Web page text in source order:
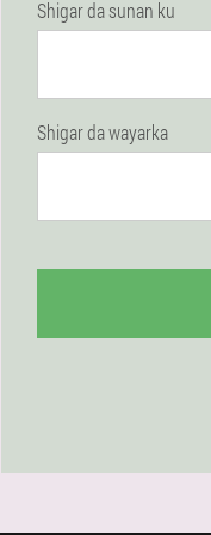
Shigar da sunan ku
Shigar da wayarka